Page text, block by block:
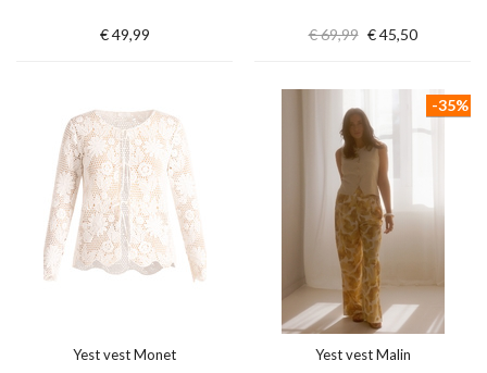
€ 49,99 € 69,99 € 45,50
Yest vest Monet Yest vest Malin
-35%